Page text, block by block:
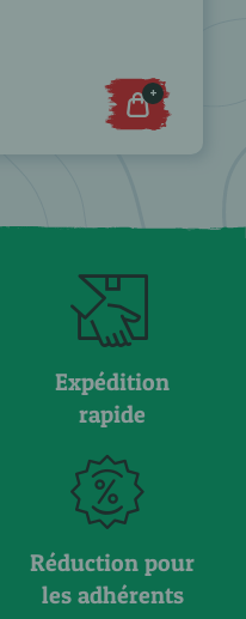
+
Expédition
rapide
Réduction pour
les adhérents